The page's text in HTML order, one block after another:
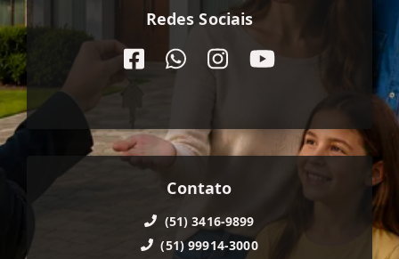
Redes Sociais
Contato
(51) 3416-9899
(51) 99914-3000